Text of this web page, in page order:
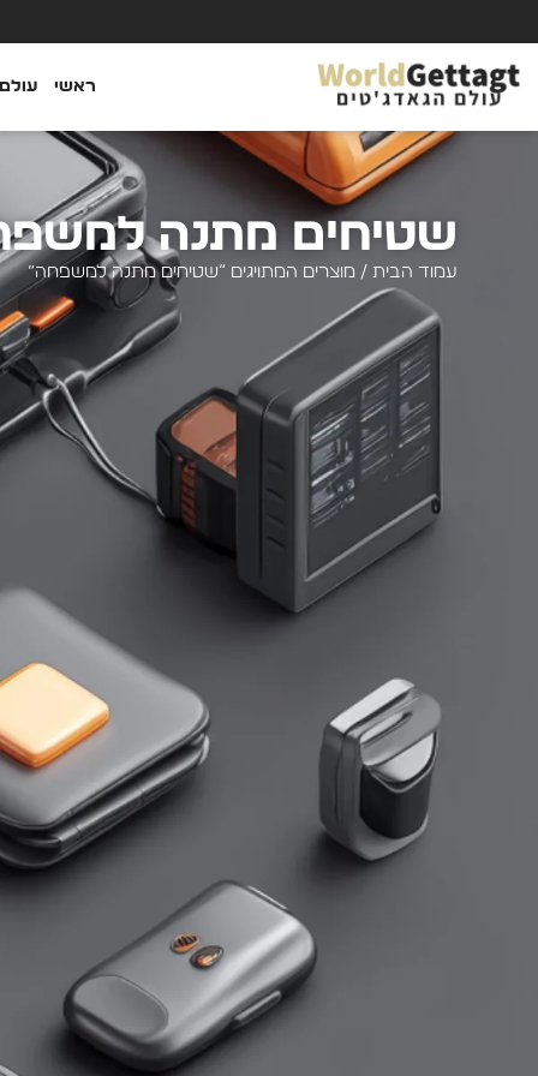
ראשי
שטיחים מתנה
עמוד הבית / מוצרים המתויגים “שטיחים מתנה למשפחה”